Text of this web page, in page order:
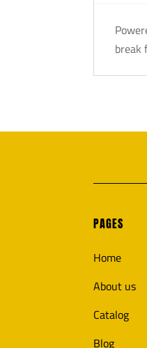
break
PAGES
Home
About us
Catalog
Blog